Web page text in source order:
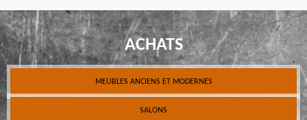
ACHATS
MEUBLES ANCIENS ET MODERNES
SALONS